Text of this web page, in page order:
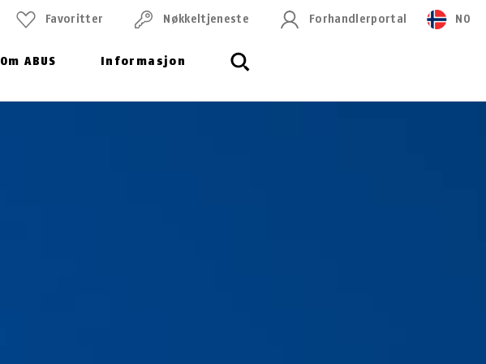
Om ABUS Informasjon
Favoritter Nøkkeltjeneste Forhandlerportal NO